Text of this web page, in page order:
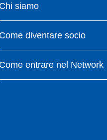
Chi siamo
Come diventare socio
Come entrare nel Network